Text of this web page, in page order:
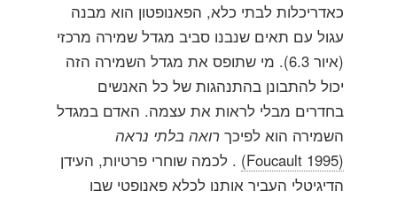
כאדריכלות לבתי כלא, הפאנופטון הוא מבנה
עגול עם תאים שנבנו סביב מגדל שמירה מרכזי
(איור 6.3). מי שתופס את מגדל השמירה הזה
יכול להתבונן בהתנהגות של כל האנשים
בחדרים מבלי לראות את עצמה. האדם במגדל
השמירה הוא לפיכך רואה בלתי נראה
(Foucault 1995)
. לכמה שוחרי פרטיות, העידן
הדיגיטלי העביר אותנו לכלא פאנופטי שבו